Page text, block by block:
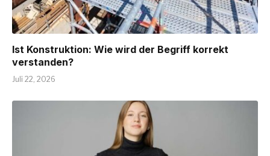
Ist Konstruktion: Wie wird der Begriff korrekt
verstanden?
Juli 22, 2026